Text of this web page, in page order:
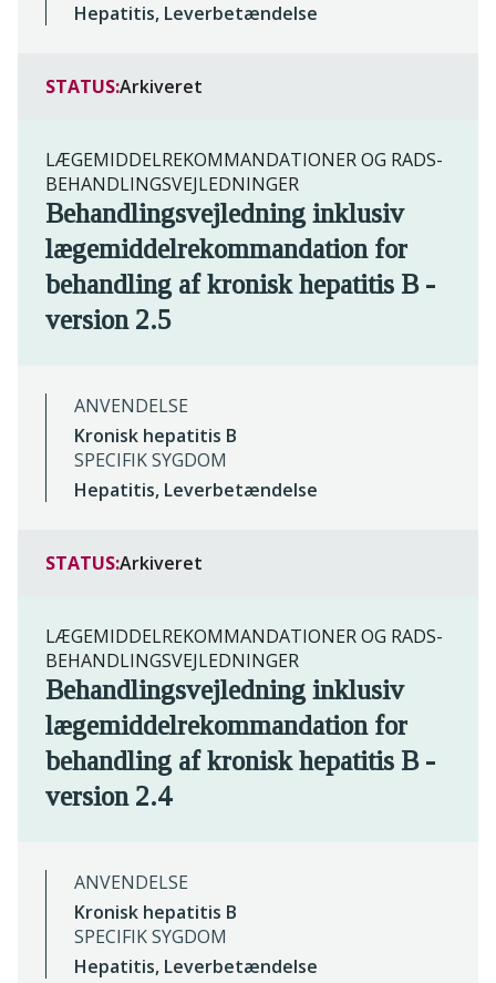
Hepatitis, Leverbetændelse
STATUS:Arkiveret
LÆGEMIDDELREKOMMANDATIONER OG RADS-
BEHANDLINGSVEJLEDNINGER
Behandlingsvejledning inklusiv
lægemiddelrekommandation for
behandling af kronisk hepatitis B -
version 2.5
ANVENDELSE
Kronisk hepatitis B
SPECIFIK SYGDOM
Hepatitis, Leverbetændelse
STATUS:Arkiveret
LÆGEMIDDELREKOMMANDATIONER OG RADS-
BEHANDLINGSVEJLEDNINGER
Behandlingsvejledning inklusiv
lægemiddelrekommandation for
behandling af kronisk hepatitis B -
version 2.4
ANVENDELSE
Kronisk hepatitis B
SPECIFIK SYGDOM
Hepatitis, Leverbetændelse